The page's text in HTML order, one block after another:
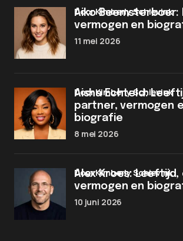
Aiko Beemsterboer:
vermogen en
door Kimberly Schievink
11 mei 2026
Aisha Echteld:
partner, vermogen
biografie
door Kimberly Schievink
8 mei 2026
Alex Kroes:
vermogen en
door Kimberly Schievink
10 juni 2026